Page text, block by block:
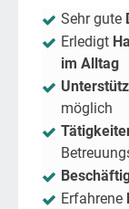
Sehr gute
Erledigt
im Alltag
möglich
Erfahrene